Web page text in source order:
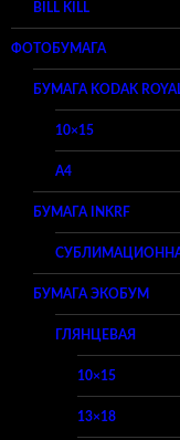
BILL KILL
ФОТОБУМАГА
БУМАГА KODAK
10×15
A4
БУМАГА INKRF
БУМАГА ЭКОБУМ
ГЛЯНЦЕВАЯ
10×15
13×18